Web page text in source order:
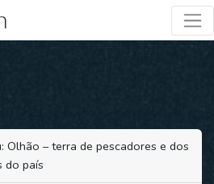
Olhão – terra de pescadores e dos
do país